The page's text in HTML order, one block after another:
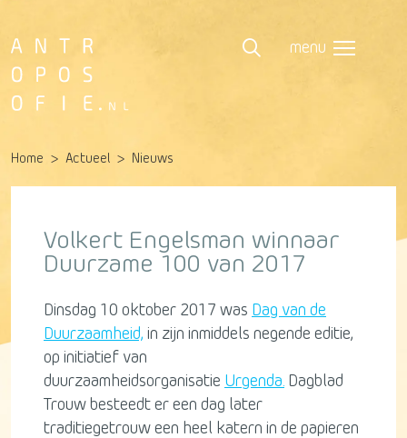
menu
Home Actueel Nieuws
Volkert Engelsman winnaar
Duurzame 100 van 2017
Dinsdag 10 oktober 2017 was Dag van de
Duurzaamheid, in zijn inmiddels negende editie,
op initiatief van
duurzaamheidsorganisatie Urgenda. Dagblad
Trouw besteedt er een dag later
traditiegetrouw een heel katern in de papieren